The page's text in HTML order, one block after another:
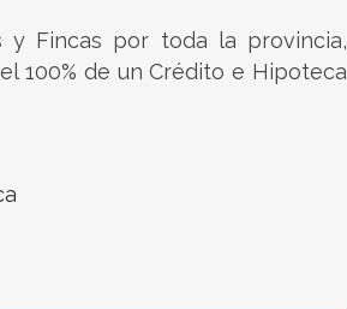
y Fincas por toda la provincia,
100% de un Crédito e Hipoteca